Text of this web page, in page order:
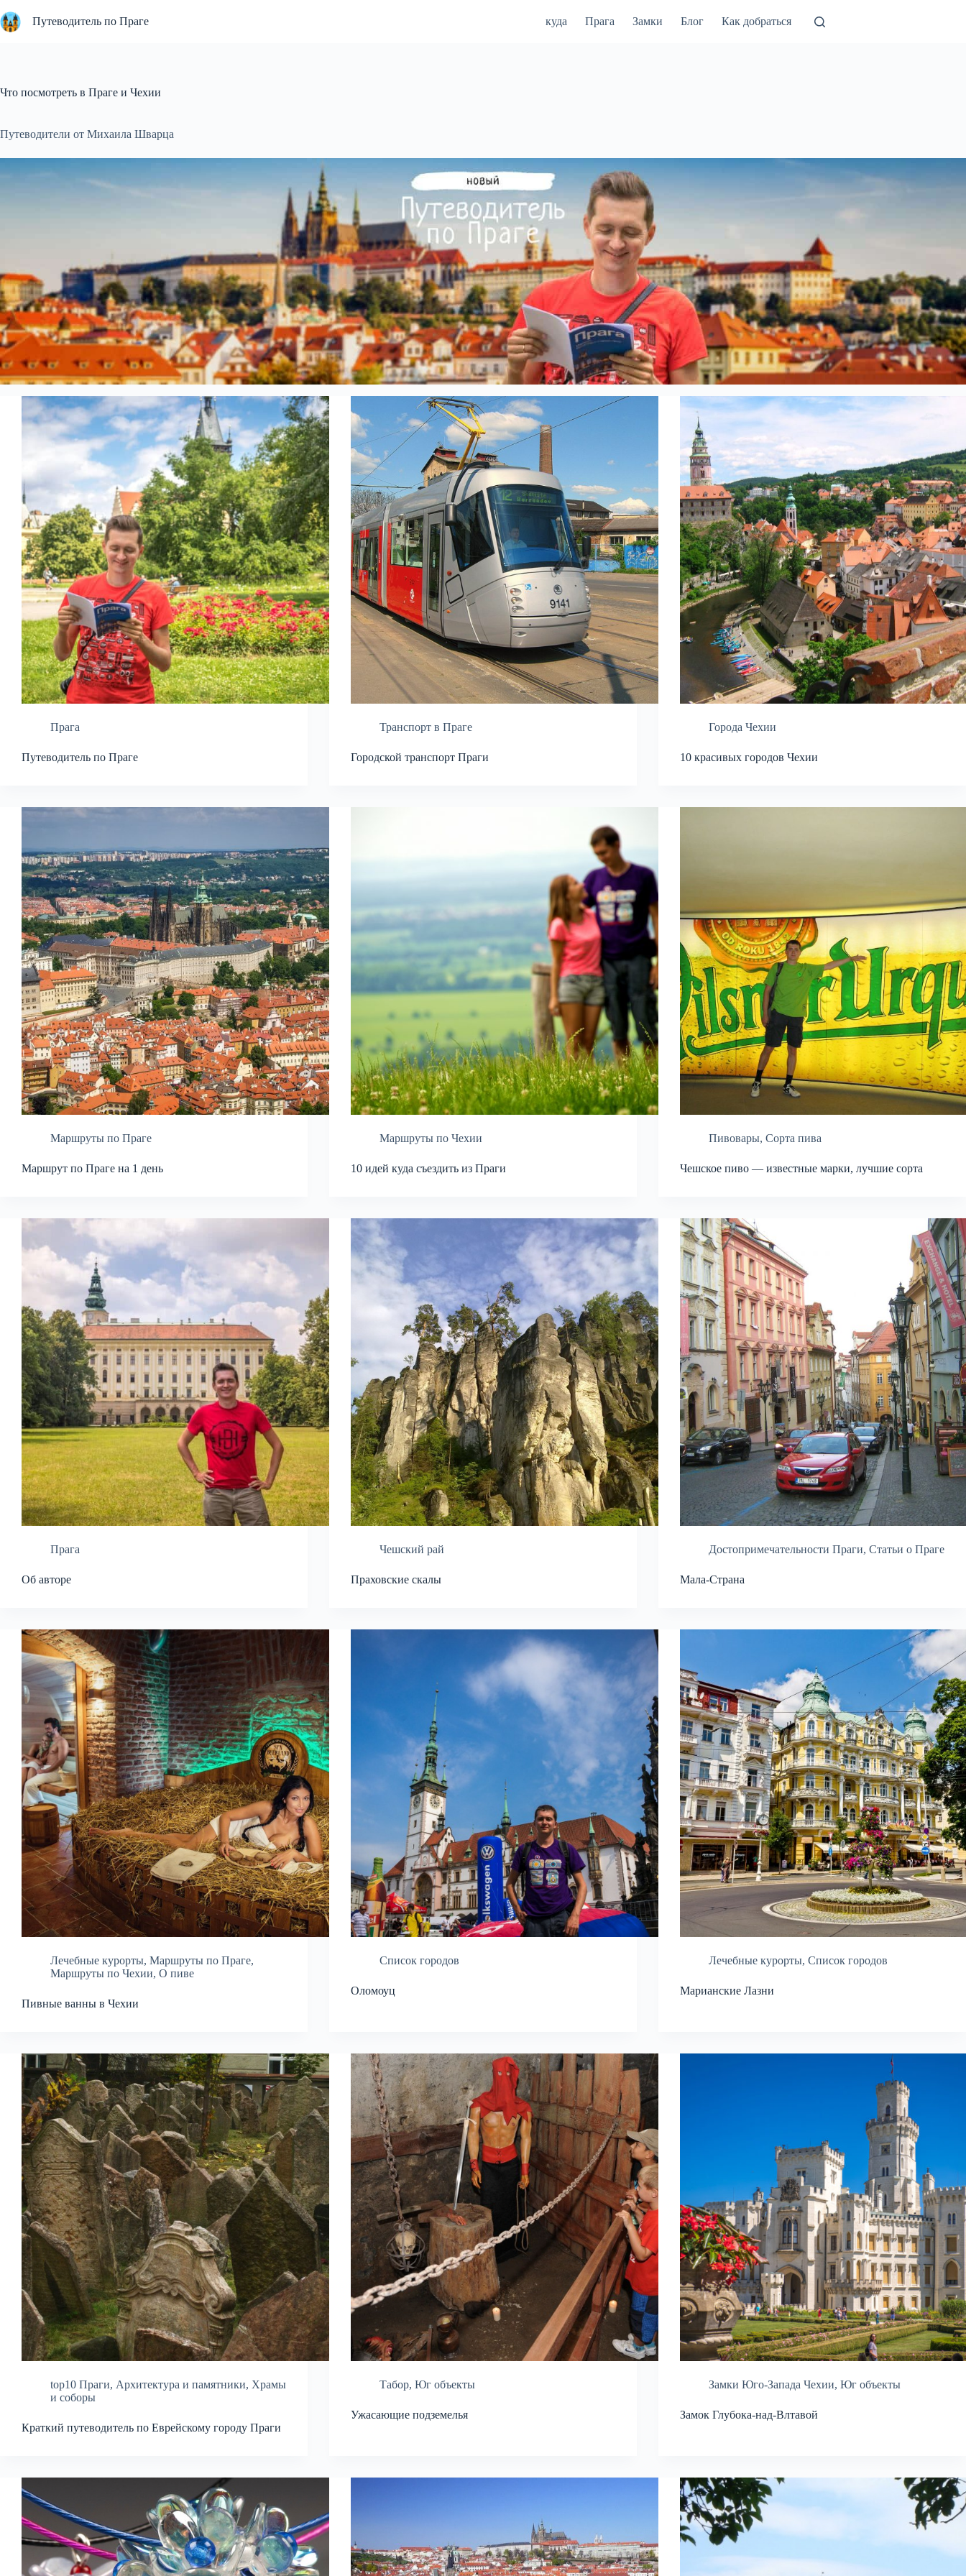
к
сути
Путеводитель по Праге куда Прага Замки Блог Как добраться
Что посмотреть в Праге и Чехии
Путеводители от Михаила Шварца
Прага
Путеводитель по Праге
Транспорт в Праге
Городской транспорт Праги
Города Чехии
10 красивых городов Чехии
Маршруты по Праге
Маршрут по Праге на 1 день
Маршруты по Чехии
10 идей куда съездить из Праги
Пивовары, Сорта пива
Чешское пиво — известные марки, лучшие сорта
Прага
Об авторе
Чешский рай
Праховские скалы
Достопримечательности Праги, Статьи о Праге
Мала-Страна
Лечебные курорты, Маршруты по Праге,
Маршруты по Чехии, О пиве
Пивные ванны в Чехии
Список городов
Оломоуц
Лечебные курорты, Список городов
Марианские Лазни
top10 Праги, Архитектура и памятники, Храмы
и соборы
Краткий путеводитель по Еврейскому городу Праги
Табор, Юг объекты
Ужасающие подземелья
Замки Юго-Запада Чехии, Юг объекты
Замок Глубока-над-Влтавой